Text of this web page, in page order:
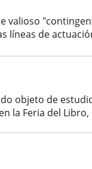
líneas de
objeto de
la Feria del Libro,